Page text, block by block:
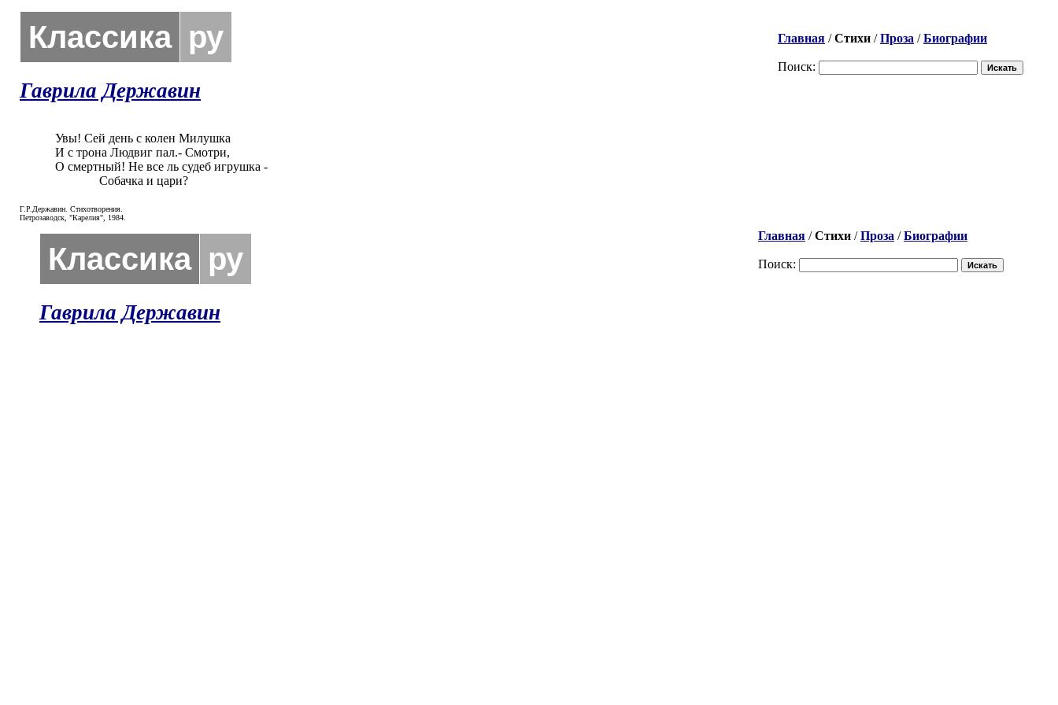
Главная /Стихи /Проза /Биографии
Поиск:
Классика ру
Гаврила Державин
Увы! Сей день с колен Милушка
И с трона Людвиг пал.- Смотри,
О смертный! Не все ль судеб игрушка -
              Собачка и цари?
Г.Р.Державин. Стихотворения.
Петрозаводск, "Карелия", 1984.
Главная /Стихи /Проза /Биографии
Поиск:
Классика ру
Гаврила Державин